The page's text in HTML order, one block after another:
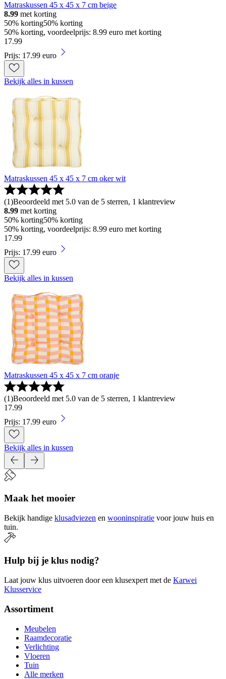
Matraskussen 45 x 45 x 7 cm beige
8.99 met korting
50% korting50% korting
50% korting, voordeelprijs: 8.99 euro met korting
17.99
Prijs: 17.99 euro
Bekijk alles in kussen
Matraskussen 45 x 45 x 7 cm oker wit
(1)Beoordeeld met 5.0 van de 5 sterren, 1 klantreview
8.99 met korting
50% korting50% korting
50% korting, voordeelprijs: 8.99 euro met korting
17.99
Prijs: 17.99 euro
Bekijk alles in kussen
Matraskussen 45 x 45 x 7 cm oranje
(1)Beoordeeld met 5.0 van de 5 sterren, 1 klantreview
17.99
Prijs: 17.99 euro
Bekijk alles in kussen
Maak het mooier
Bekijk handige klusadviezen en wooninspiratie voor jouw huis en
tuin.
Hulp bij je klus nodig?
Laat jouw klus uitvoeren door een klusexpert met de Karwei
Klusservice
Assortiment
Meubelen
Raamdecoratie
Verlichting
Vloeren
Tuin
Alle merken